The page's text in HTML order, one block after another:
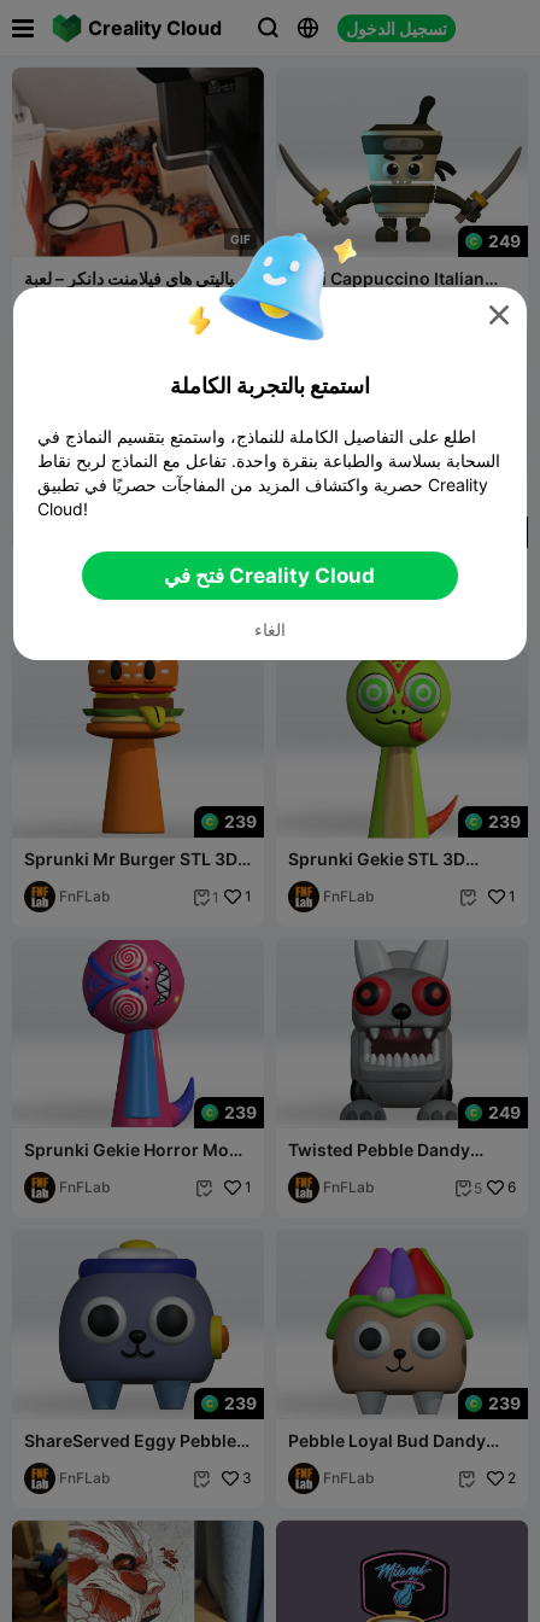
Creality Cloud   تسجيل الدخول
GIF
كرياليتي هاي فيلامنت دانكر – لعبة
سلة المهملات بشبكة كرة السلة
130 146
249
Flexi Cappuccino Italian
Brainrot STL 3D Multicolor
3mf 3D
3
Sprunki Mercuy Horror STL
3D Multicolor 3mf 3D
FnFLab 1
Sprunki Mercuy STL 3D
Multicolor 3mf 3D Model
FnFLab
239
Sprunki Mr Burger STL 3D
Multicolor 3mf 3D Model
Character
FnFLab  1 1
239
Sprunki Gekie STL 3D
Multicolor 3mf 3D Model
Character
FnFLab  1
239
Sprunki Gekie Horror Mod
STL 3D Multicolor 3mf 3D
ModelFnFLab  1
249
Twisted Pebble Dandy
World STL 3D Multicolor 3D
Mul 3D Model
FnFLab  5 6
239
ShareServed Eggy Pebble
Dandy World STL 3D
Multicolor 3mf 3D
FnFLab  3
239
Pebble Loyal Bud Dandy
World STL 3D Multicolor
3mf 3D Model
FnFLab  2

استمتع بالتجربة الكاملة
اطلع على التفاصيل الكاملة للنماذج، واستمتع بتقسيم النماذج في
السحابة بسلاسة والطباعة بنقرة واحدة. تفاعل مع النماذج لربح نقاط
حصرية واكتشاف المزيد من المفاجآت حصريًا في تطبيق Creality
Cloud!
فتح في Creality Cloud
الغاء